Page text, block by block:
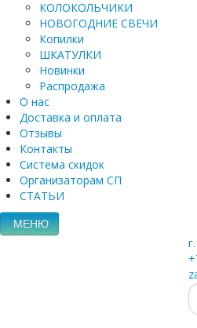
КОЛОКОЛЬЧИКИ
НОВОГОДНИЕ СВЕЧИ
Копилки
ШКАТУЛКИ
Новинки
Распродажа
О нас
Доставка и оплата
Отзывы
Контакты
Система скидок
Организаторам СП
СТАТЬИ
МЕНЮ